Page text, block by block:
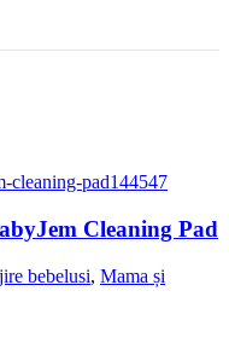
Cleaning Pad
bebelusi, Mama și